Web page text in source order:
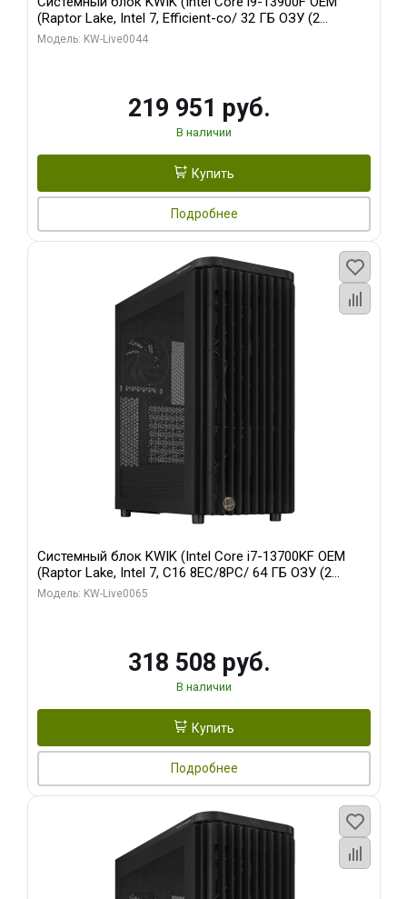
(Raptor Lake, Intel 7, Efficient-co/ 32 ГБ ОЗУ (2
модуля)/ Gigabyte RTX5070Ti AERO OC 16GB GDDR7
Модель: KW-Live0044
219 951 руб.
В наличии
Купить
Подробнее
Системный блок KWIK (Intel Core i7-13700KF OEM
(Raptor Lake, Intel 7, C16 8EC/8PC/ 64 ГБ ОЗУ (2
модуля)/ ASUS RTX5080 PROART OC 16GB GDDR7
Модель: KW-Live0065
318 508 руб.
В наличии
Купить
Подробнее